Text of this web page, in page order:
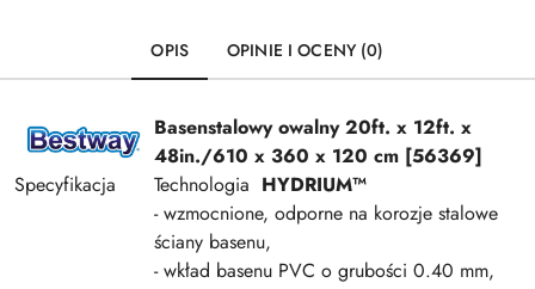
OPIS OPINIE I OCENY (0)
Basenstalowy owalny 20ft. x 12ft. x
48in./610 x 360 x 120 cm [56369]
Specyfikacja
Technologia HYDRIUM™
- wzmocnione, odporne na korozje stalowe
ściany basenu,
- wkład basenu PVC o grubości 0.40 mm,